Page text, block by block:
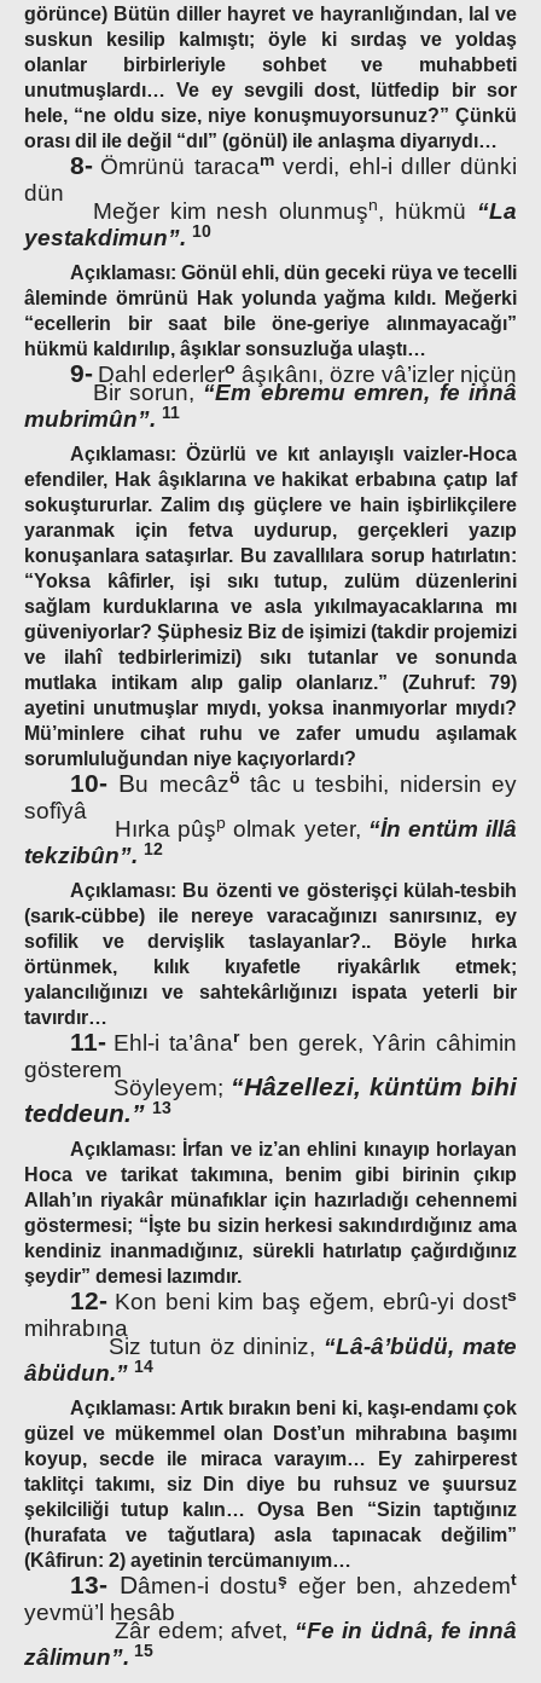
görünce) Bütün diller hayret ve hayranlığından, lal ve
suskun kesilip kalmıştı; öyle ki sırdaş ve yoldaş
olanlar birbirleriyle sohbet ve muhabbeti
unutmuşlardı… Ve ey sevgili dost, lütfedip bir sor
hele, “ne oldu size, niye konuşmuyorsunuz?” Çünkü
orası dil ile değil “dıl” (gönül) ile anlaşma diyarıydı…
8- Ömrünü taracamverdi, ehl-i dıller dünki
dün
Meğer kim nesh olunmuşn, hükmü “La
yestakdimun”. 10
Açıklaması: Gönül ehli, dün geceki rüya ve tecelli
âleminde ömrünü Hak yolunda yağma kıldı. Meğerki
“ecellerin bir saat bile öne-geriye alınmayacağı”
hükmü kaldırılıp, âşıklar sonsuzluğa ulaştı…
9- Dahl ederlero âşıkânı, özre vâ’izler niçün
Bir sorun, “Em ebremu emren, fe innâ
mubrimûn”. 11
Açıklaması: Özürlü ve kıt anlayışlı vaizler-Hoca
efendiler, Hak âşıklarına ve hakikat erbabına çatıp laf
sokuştururlar. Zalim dış güçlere ve hain işbirlikçilere
yaranmak için fetva uydurup, gerçekleri yazıp
konuşanlara sataşırlar. Bu zavallılara sorup hatırlatın:
“Yoksa kâfirler, işi sıkı tutup, zulüm düzenlerini
sağlam kurduklarına ve asla yıkılmayacaklarına mı
güveniyorlar? Şüphesiz Biz de işimizi (takdir projemizi
ve ilahî tedbirlerimizi) sıkı tutanlar ve sonunda
mutlaka intikam alıp galip olanlarız.” (Zuhruf: 79)
ayetini unutmuşlar mıydı, yoksa inanmıyorlar mıydı?
Mü’minlere cihat ruhu ve zafer umudu aşılamak
sorumluluğundan niye kaçıyorlardı?
10-Bu mecâzö tâc u tesbihi, nidersin ey
sofîyâ
Hırka pûşp olmak yeter, “İn entüm illâ
tekzibûn”. 12
Açıklaması: Bu özenti ve gösterişçi külah-tesbih
(sarık-cübbe) ile nereye varacağınızı sanırsınız, ey
sofilik ve dervişlik taslayanlar?.. Böyle hırka
örtünmek, kılık kıyafetle riyakârlık etmek;
yalancılığınızı ve sahtekârlığınızı ispata yeterli bir
tavırdır…
11- Ehl-i ta’ânarben gerek, Yârin câhimin
gösterem
Söyleyem; “Hâzellezi, küntüm bihi
teddeun.” 13
Açıklaması:
İrfan ve iz’an ehlini kınayıp horlayan
Hoca ve tarikat takımına, benim gibi birinin çıkıp
Allah’ın riyakâr münafıklar için hazırladığı cehennemi
göstermesi; “İşte bu sizin herkesi sakındırdığınız ama
kendiniz inanmadığınız, sürekli hatırlatıp çağırdığınız
şeydir” demesi lazımdır.
12- Kon beni kim baş eğem, ebrû-yi dosts
mihrabına
Siz tutun öz dininiz, “Lâ-â’büdü, mate
âbüdun.” 14
Açıklaması: Artık bırakın beni ki, kaşı-endamı çok
güzel ve mükemmel olan Dost’un mihrabına başımı
koyup, secde ile miraca varayım… Ey zahirperest
taklitçi takımı, siz Din diye bu ruhsuz ve şuursuz
şekilciliği tutup kalın… Oysa Ben “Sizin taptığınız
(hurafata ve tağutlara) asla tapınacak değilim”
(Kâfirun: 2) ayetinin tercümanıyım…
13-Dâmen-i dostuş eğer ben, ahzedemt
yevmü’l hesâb
Zâr edem; afvet, “Fe in üdnâ, fe innâ
zâlimun”. 15